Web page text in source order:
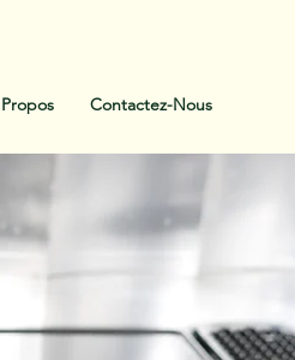
Contactez-Nous